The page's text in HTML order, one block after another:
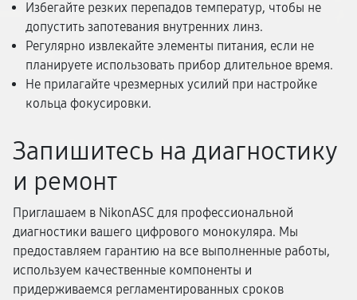
Избегайте резких перепадов температур, чтобы не
допустить запотевания внутренних линз.
Регулярно извлекайте элементы питания, если не
планируете использовать прибор длительное время.
Не прилагайте чрезмерных усилий при настройке
кольца фокусировки.
Запишитесь на диагностику
и ремонт
Приглашаем в NikonASC для профессиональной
диагностики вашего цифрового монокуляра. Мы
предоставляем гарантию на все выполненные работы,
используем качественные компоненты и
придерживаемся регламентированных сроков